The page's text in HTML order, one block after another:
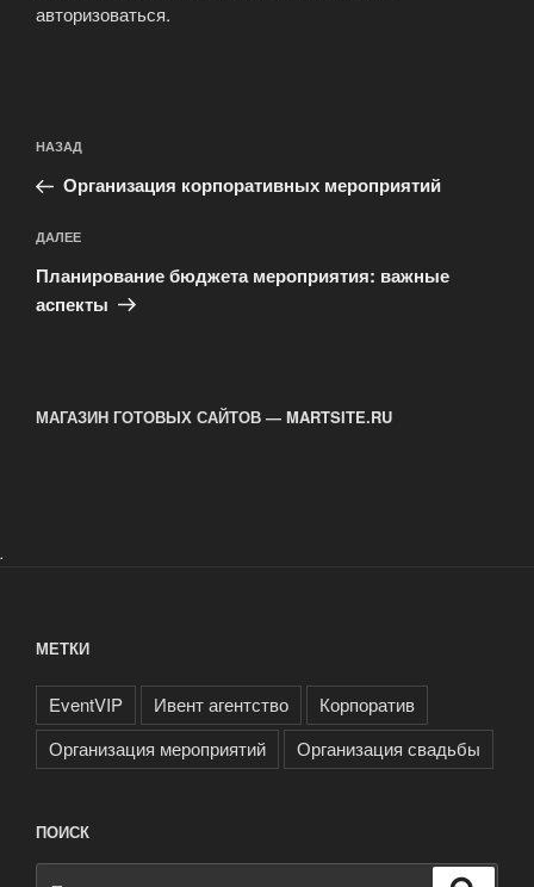
авторизоваться.
по
записям
Предыдущая
запись:
НАЗАД
Организация корпоративных мероприятий
Следующая
запись
ДАЛЕЕ
Планирование бюджета мероприятия: важные
аспекты
МАГАЗИН ГОТОВЫХ САЙТОВ — MARTSITE.RU
.
МЕТКИ
EventVIP Ивент агентство
Корпоратив
Организация мероприятий
Организация свадьбы
ПОИСК